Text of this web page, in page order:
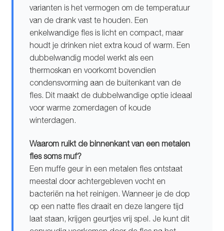
varianten is het vermogen om de temperatuur
van de drank vast te houden. Een
enkelwandige fles is licht en compact, maar
houdt je drinken niet extra koud of warm. Een
dubbelwandig model werkt als een
thermoskan en voorkomt bovendien
condensvorming aan de buitenkant van de
fles. Dit maakt de dubbelwandige optie ideaal
voor warme zomerdagen of koude
winterdagen.
Waarom ruikt de binnenkant van een metalen
fles soms muf?
Een muffe geur in een metalen fles ontstaat
meestal door achtergebleven vocht en
bacteriën na het reinigen. Wanneer je de dop
op een natte fles draait en deze langere tijd
laat staan, krijgen geurtjes vrij spel. Je kunt dit